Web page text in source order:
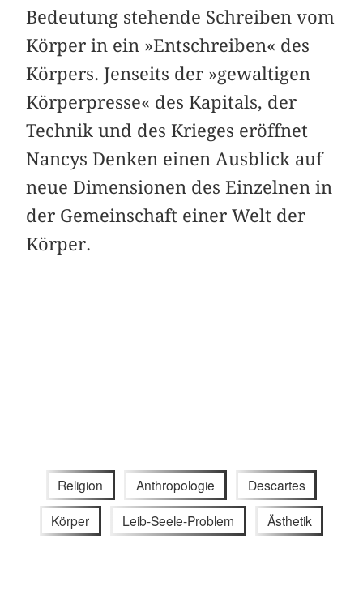
Bedeutung stehende Schreiben vom
Körper in ein »Entschreiben« des
Körpers. Jenseits der »gewaltigen
Körperpresse« des Kapitals, der
Technik und des Krieges eröffnet
Nancys Denken einen Ausblick auf
neue Dimensionen des Einzelnen in
der Gemeinschaft einer Welt der
Körper.
Religion Anthropologie Descartes
Körper Leib-Seele-Problem Ästhetik